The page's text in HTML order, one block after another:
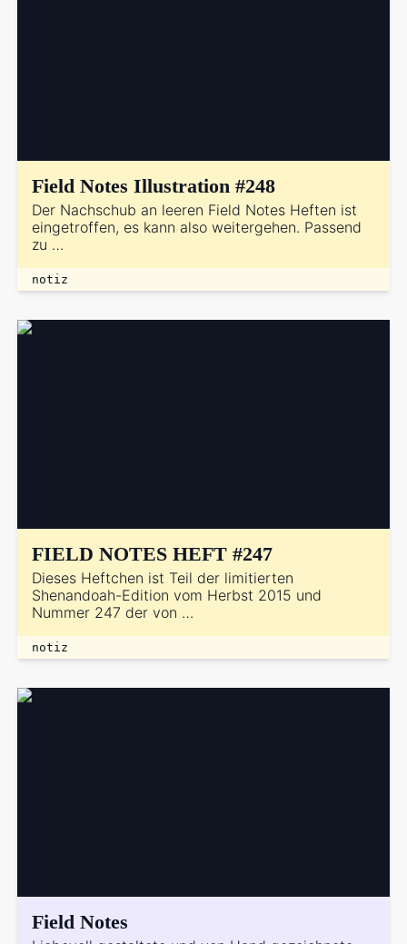
Field Notes Illustration #248
Der Nachschub an leeren Field Notes Heften ist
eingetroffen, es kann also weitergehen. Passend
zu …
notiz
FIELD NOTES HEFT #247
Dieses Heftchen ist Teil der limitierten
Shenandoah-Edition vom Herbst 2015 und
Nummer 247 der von …
notiz
Field Notes